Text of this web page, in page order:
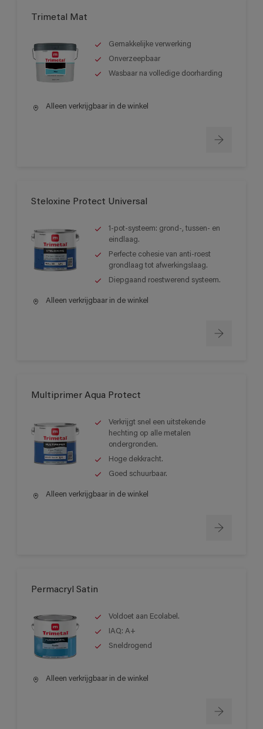
Trimetal Mat
Gemakkelijke verwerking
Onverzeepbaar
Wasbaar na volledige doorharding
Alleen verkrijgbaar in de winkel
Steloxine Protect Universal
1-pot-systeem: grond-, tussen- en
eindlaag.
Perfecte cohesie van anti-roest
grondlaag tot afwerkingslaag.
Diepgaand roestwerend systeem.
Alleen verkrijgbaar in de winkel
Multiprimer Aqua Protect
Verkrijgt snel een uitstekende
hechting op alle metalen
ondergronden.
Hoge dekkracht.
Goed schuurbaar.
Alleen verkrijgbaar in de winkel
Permacryl Satin
Voldoet aan Ecolabel.
IAQ: A+
Sneldrogend
Alleen verkrijgbaar in de winkel